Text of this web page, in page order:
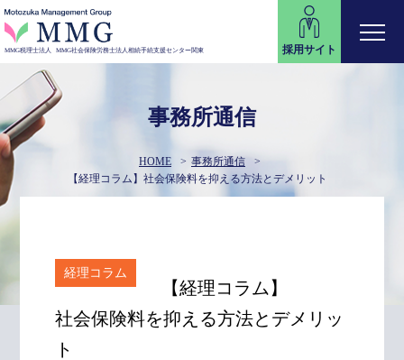
MMG税理士法人 MMG社会保険労務士法人相続手続支援センター関東 採用サイト
事務所通信
HOME
事務所通信
【経理コラム】 社会保険料を抑える方法とデメリット
経理コラム
【経理コラム】
社会保険料を抑える方法とデメリッ
ト